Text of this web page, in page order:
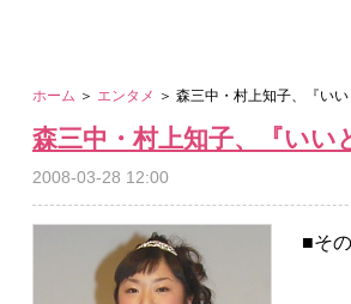
ホーム ＞ エンタメ ＞ 森三中・村上知子、『い
森三中・村上知子、『いい
2008-03-28 12:00
■そ